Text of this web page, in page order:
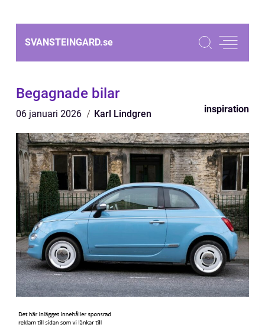
SVANSTEINGARD.se
Begagnade bilar
06 januari 2026 Karl Lindgren inspiration